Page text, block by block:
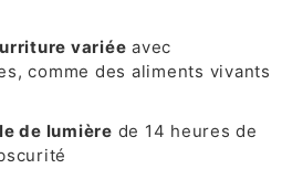
variée avec
comme des aliments vivants
de lumière de 14 heures de